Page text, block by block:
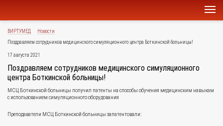
ВИРТУМЕД
Новости
Поздравляем сотрудников медицинского симуляционного центра Боткинской больницы!
17 августа 2021
Поздравляем сотрудников медицинского симуляционного
центра Боткинской больницы!
МСЦ Боткинской больницы получил патенты на способы обучения медицинским навыкам
с использованием симуляционного оборудования
Преподаватели МСЦ Боткинской больницы запатентовали: